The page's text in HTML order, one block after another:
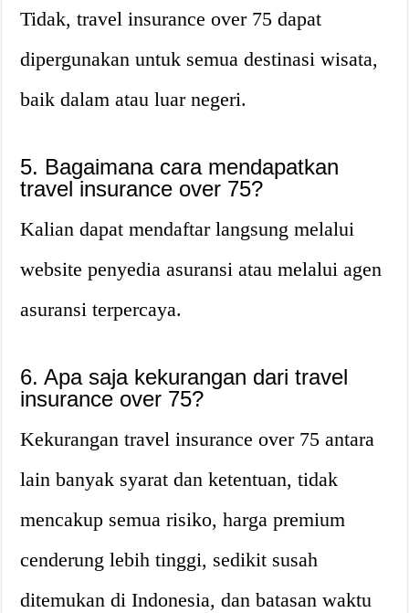
Tidak, travel insurance over 75 dapat
dipergunakan untuk semua destinasi wisata,
baik dalam atau luar negeri.
5. Bagaimana cara mendapatkan
travel insurance over 75?
Kalian dapat mendaftar langsung melalui
website penyedia asuransi atau melalui agen
asuransi terpercaya.
6. Apa saja kekurangan dari travel
insurance over 75?
Kekurangan travel insurance over 75 antara
lain banyak syarat dan ketentuan, tidak
mencakup semua risiko, harga premium
cenderung lebih tinggi, sedikit susah
ditemukan di Indonesia, dan batasan waktu